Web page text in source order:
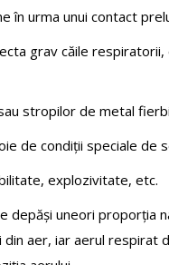
în urma unui contact
grav căile respiratorii,
stropilor de metal
de condiții speciale de
explozivitate, etc.
depăși uneori proporția
aer, iar aerul respirat